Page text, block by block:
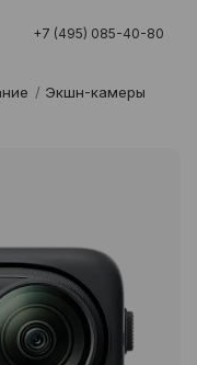
+7 (495) 085-40-80
/ Экшн-камеры